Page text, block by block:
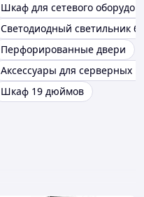
Шкаф для сетевого
Светодиодный светильник
Перфорированные двери
Аксессуары для серверных
Шкаф 19 дюймов